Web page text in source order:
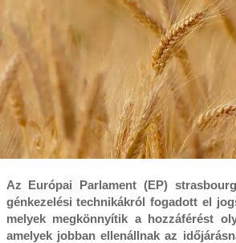
Az Európai Parlament (EP)
génkezelési technikákról fogadott el
melyek megkönnyítik a hozzáférést
amelyek jobban ellenállnak az